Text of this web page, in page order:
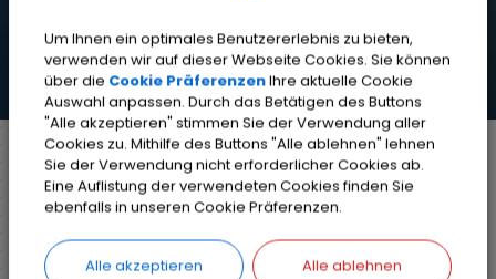
Markt Weisendorf
Weisendorf erleben
Vereine und Verbände
Detail
Um Ihnen ein optimales Benutzererlebnis zu bieten,
verwenden wir auf dieser Webseite Cookies. Sie können
über die Cookie PräferenzenIhre aktuelle Cookie
Auswahl anpassen. Durch das Betätigen des Buttons
"Alle akzeptieren" stimmen Sie der Verwendung aller
Cookies zu. Mithilfe des Buttons "Alle ablehnen" lehnen
Sie der Verwendung nicht erforderlicher Cookies ab.
Eine Auflistung der verwendeten Cookies finden Sie
ebenfalls in unseren Cookie Präferenzen.
Alle akzeptieren Alle ablehnen